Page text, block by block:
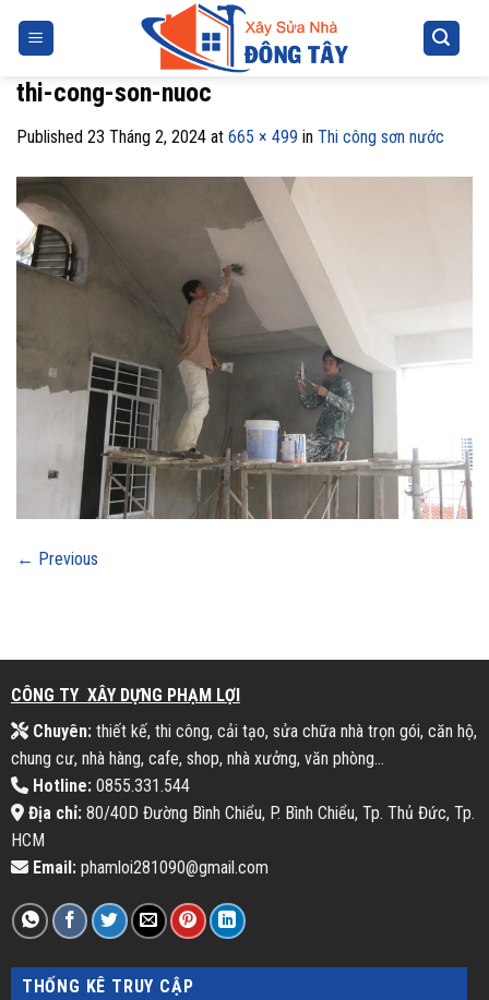
thi-cong-son-nuoc
Published 23 Tháng 2, 2024 at 665 × 499 in Thi công sơn nước
← Previous
CÔNG TY XÂY DỰNG PHẠM LỢI
Chuyên:thiết kế, thi công, cải tạo, sửa chữa nhà trọn gói, căn hộ,
chung cư, nhà hàng, cafe, shop, nhà xưởng, văn phòng...
Hotline:0855.331.544
Địa chỉ:80/40D Đường Bình Chiểu, P. Bình Chiểu, Tp. Thủ Đức, Tp.
HCM
Email:phamloi281090@gmail.com
THỐNG KÊ TRUY CẬP